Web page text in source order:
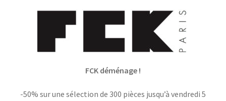
FCK déménage !
-50% sur une sélection de 300 pièces jusqu’à vendredi 5